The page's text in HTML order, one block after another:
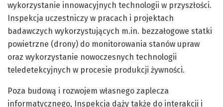
wykorzystanie innowacyjnych technologii w przyszłości.
Inspekcja uczestniczy w pracach i projektach
badawczych wykorzystujących m.in. bezzałogowe statki
powietrzne (drony) do monitorowania stanów upraw
oraz wykorzystanie nowoczesnych technologii
teledetekcyjnych w procesie produkcji żywności.
Poza budową i rozwojem własnego zaplecza
informatycznego, Inspekcja dąży także do interakcji i